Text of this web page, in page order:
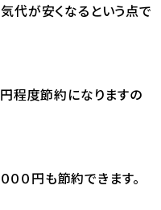
代が安くなるという点で
程度節約になりますの
００円も節約できます。